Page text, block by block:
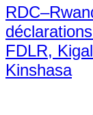
FDLR,
Kinshasa